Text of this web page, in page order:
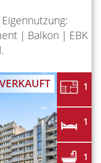
| Balkon | EBK
1
1
1